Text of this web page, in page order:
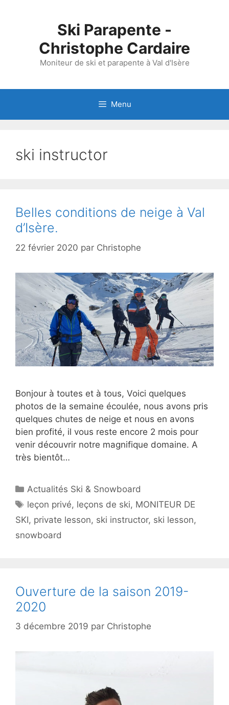
Ski Parapente -
Christophe Cardaire
Moniteur de ski et parapente à Val d'Isère
Menu
ski instructor
Belles conditions de neige à Val
d’Isère.
22 février 2020 par Christophe
Bonjour à toutes et à tous, Voici quelques
photos de la semaine écoulée, nous avons pris
quelques chutes de neige et nous en avons
bien profité, il vous reste encore 2 mois pour
venir découvrir notre magnifique domaine. A
très bientôt…
Catégories
Actualités Ski & Snowboard
Étiquettes
leçon privé, leçons de ski, MONITEUR DE
SKI, private lesson, ski instructor, ski lesson,
snowboard
Ouverture de la saison 2019-
2020
3 décembre 2019 par Christophe